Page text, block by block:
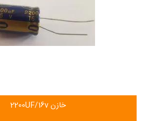
خازن 2200UF/16v